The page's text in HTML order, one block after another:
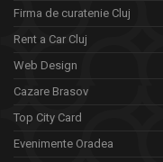
Firma de curatenie Cluj
Rent a Car Cluj
Web Design
Cazare Brasov
Top City Card
Evenimente Oradea